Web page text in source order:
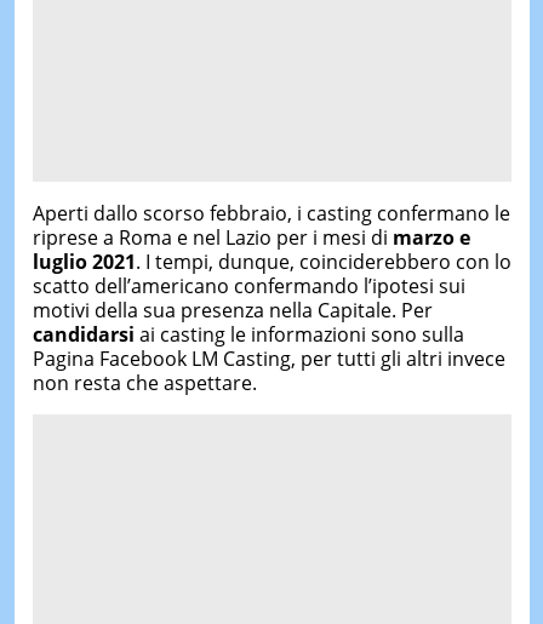
Aperti dallo scorso febbraio, i casting confermano le
riprese a Roma e nel Lazio per i mesi di marzo e
luglio 2021. I tempi, dunque, coinciderebbero con lo
scatto dell’americano confermando l’ipotesi sui
motivi della sua presenza nella Capitale. Per
candidarsi ai casting le informazioni sono sulla
Pagina Facebook LM Casting, per tutti gli altri invece
non resta che aspettare.